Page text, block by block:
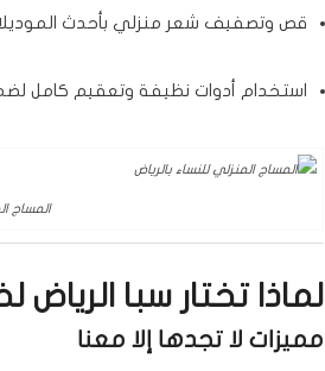
قص وتصفيف شعر منزلي بأحدث
استخدام أدوات نظيفة وتعقيم كامل
المساج
لماذا تختار سبا
مميزات لا تجدها إلا معنا